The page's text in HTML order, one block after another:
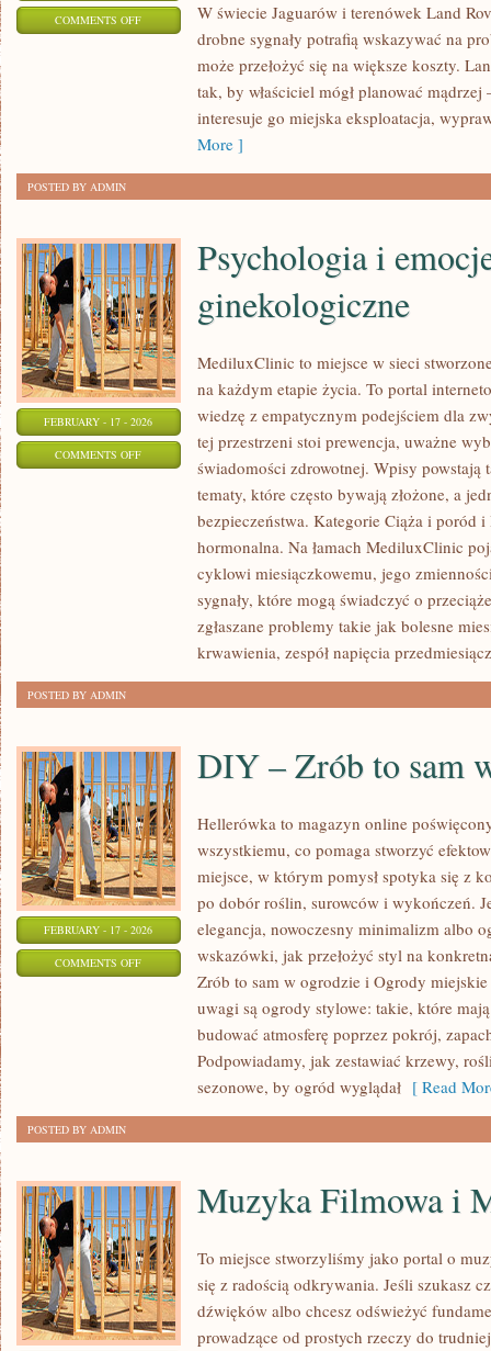
COMMENTS OFFON
W świecie Jaguarów i terenówek Land
drobne sygnały potrafią wskazywać na
może przełożyć się na większe koszty.
tak, by właściciel mógł planować
interesuje go miejska eksploatacja,
More ]
POSTED BY ADMIN
FEBRUARY - 17 - 2026
COMMENTS OFFON
GINEKOLOGICZNE
Psychologia i
ginekologiczne
MediluxClinic to miejsce w sieci
na każdym etapie życia. To portal
wiedzę z empatycznym podejściem dla
tej przestrzeni stoi prewencja, uważne
świadomości zdrowotnej. Wpisy powstają
tematy, które często bywają złożone, a
bezpieczeństwa. Kategorie Ciąża i poród
hormonalna. Na łamach MediluxClinic
cyklowi miesiączkowemu, jego
sygnały, które mogą świadczyć o
zgłaszane problemy takie jak bolesne
krwawienia, zespół napięcia
POSTED BY ADMIN
FEBRUARY - 17 - 2026
COMMENTS OFFON
DIY – Zrób to sam
Hellerówka to magazyn online
wszystkiemu, co pomaga stworzyć
miejsce, w którym pomysł spotyka się z
po dobór roślin, surowców i wykończeń.
elegancja, nowoczesny minimalizm albo
wskazówki, jak przełożyć styl na
Zrób to sam w ogrodzie i Ogrody
uwagi są ogrody stylowe: takie, które
budować atmosferę poprzez pokrój,
Podpowiadamy, jak zestawiać krzewy,
sezonowe, by ogród wyglądał [ Read
POSTED BY ADMIN
Muzyka Filmowa i
To miejsce stworzyliśmy jako portal o
się z radością odkrywania. Jeśli szukasz
dźwięków albo chcesz odświeżyć
prowadzące od prostych rzeczy do